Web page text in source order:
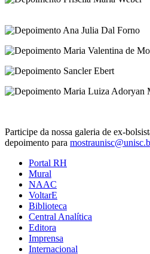
Participe da nossa galeria de ex-
depoimento para
Portal RH
Mural
NAAC
VoltarE
Biblioteca
Central Analítica
Editora
Imprensa
Internacional